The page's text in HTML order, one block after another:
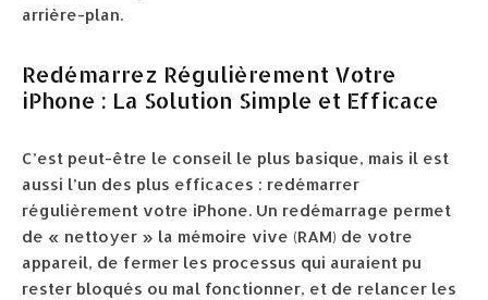
arrière-plan.
Redémarrez Régulièrement Votre
iPhone : La Solution Simple et Efficace
C’est peut-être le conseil le plus basique, mais il est
aussi l’un des plus efficaces : redémarrer
régulièrement votre iPhone. Un redémarrage permet
de « nettoyer » la mémoire vive (RAM) de votre
appareil, de fermer les processus qui auraient pu
rester bloqués ou mal fonctionner, et de relancer les